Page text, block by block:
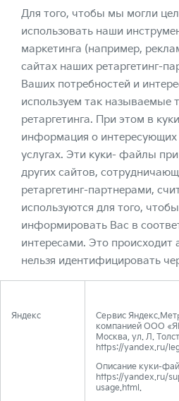
Для того, чтобы мы могли
использовать наши
маркетинга (например,
сайтах наших ретаргетинг-
Ваших потребностей и
используем так называемые
ретаргетинга. При этом в
информация о интересующих
услугах. Эти куки- файлы
других сайтов,
ретаргетинг-партнерами,
используются для того,
информировать Вас в
интересами. Это происходит
нельзя идентифицировать
Яндекс
Сервис
компанией ООО
Москва, ул. Л.
https://yandex.ru/
Описание куки-
https://yandex.ru/
usage.html.